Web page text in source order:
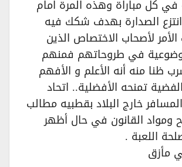
كل مباراة وهذه المرة امام
الصدارة بهدف شكك فيه
لأصحاب الاختصاص الذين
في طروحاتهم فمنهم
ظنا منه أنه الأعلم و الأفهم
تمنحه الأفضلية.. اتحاد
خارج البلاد بقطبيه مطالب
ومواد القانون في حال أظهر
اللعبة .
مأزق